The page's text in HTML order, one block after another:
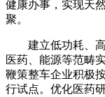
健康办事，实现天
聚。
建立低功耗、高
医药、能源等范畴
鞭策整车企业积极
行试点。优化医药